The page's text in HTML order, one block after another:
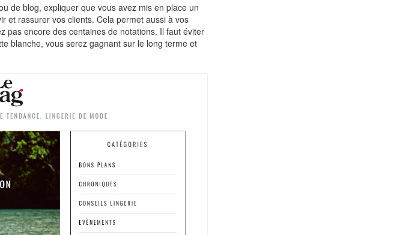
de blog, expliquer que vous avez mis en place un
et rassurer vos clients. Cela permet aussi à vos
pas encore des centaines de notations. Il faut éviter
blanche, vous serez gagnant sur le long terme et